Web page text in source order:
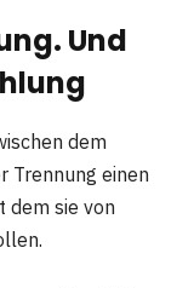
Und
dem
Trennung einen
dem sie von